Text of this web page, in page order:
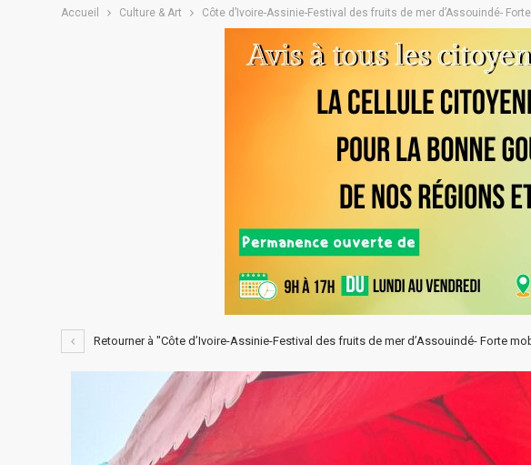
Accueil Culture & Art Côte d’Ivoire-Assinie-Festival des fruits de mer d’Assouindé-
Retourner à "Côte d’Ivoire-Assinie-Festival des fruits de mer d’Assouindé- Forte